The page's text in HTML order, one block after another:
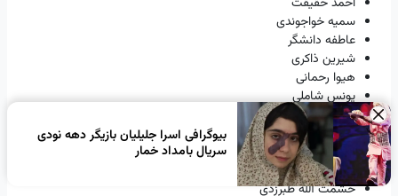
سمیه خواجوندی
عاطفه دانشگر
شیرین ذاکری
هیوا رحمانی
یونس شاملی
ارمیا کروبی
نگین بهکام
مجید تفرشی
نجات بهرامی
حشمت الله طبرزدی
×
بیوگرافی اسرا جلیلیان بازیگر دهه نودی
سریال بامداد خمار